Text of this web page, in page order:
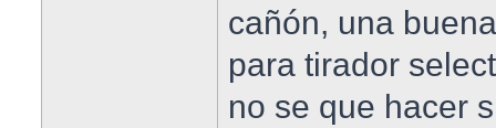
cañón, una
para tirador
no se que hacer